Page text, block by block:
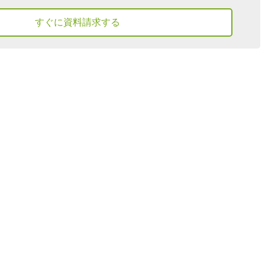
すぐに資料請求する